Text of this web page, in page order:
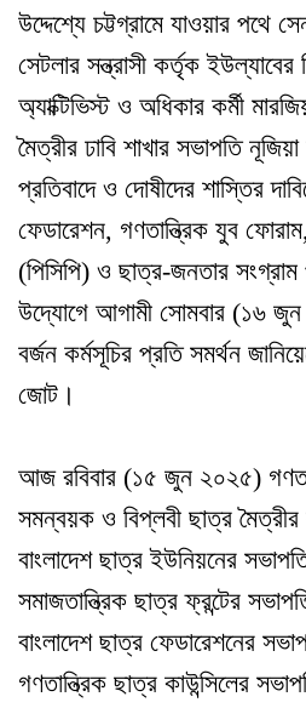
উদ্দেশ্যে চট্টগ্রামে যাওয়ার পথে
সেটলার সন্ত্রাসী কর্তৃক
অ্যাক্টিভিস্ট ও অধিকার কর্মী
মৈত্রীর ঢাবি শাখার সভাপতি
প্রতিবাদে ও দোষীদের শাস্তির
ফেডারেশন, গণতান্ত্রিক যুব
(পিসিপি) ও ছাত্র-জনতার সংগ্রাম
উদ্যোগে আগামী সোমবার (১৬ জুন
বর্জন কর্মসূচির প্রতি সমর্থন
জোট।
আজ রবিবার (১৫ জুন ২০২৫)
সমন্বয়ক ও বিপ্লবী ছাত্র মৈত্রীর
বাংলাদেশ ছাত্র ইউনিয়নের
সমাজতান্ত্রিক ছাত্র ফ্রন্টের
বাংলাদেশ ছাত্র ফেডারেশনের
গণতান্ত্রিক ছাত্র কাউন্সিলের